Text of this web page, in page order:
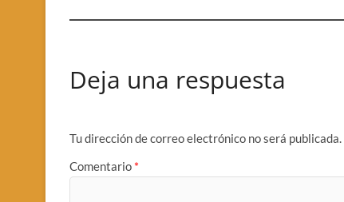
Deja una respuesta
Tu dirección de correo electrónico no será publicada.
Comentario *